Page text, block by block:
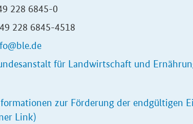
228 6845-0
228 6845-4518
für Landwirtschaft und
zur Förderung der endgültigen
Link)